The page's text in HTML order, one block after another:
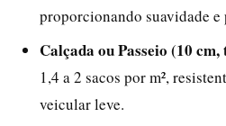
proporcionando suavidade e
Calçada ou Passeio (10
1,4 a 2 sacos por m²,
veicular leve.